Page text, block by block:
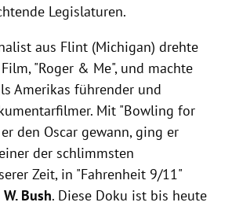
Legislaturen.
aus Flint (Michigan) drehte
"Roger & Me", und machte
Amerikas führender und
Mit "Bowling for
den Oscar gewann, ging er
der schlimmsten
Zeit, in "Fahrenheit 9/11"
Bush. Diese Doku ist bis heute